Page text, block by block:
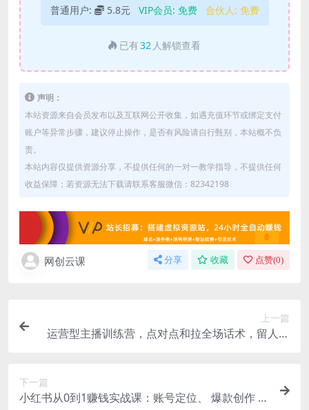
普通用户: 5.8元 VIP会员: 免费 合伙人: 免费
已有32 人解锁查看
声明：
本站资源来自会员发布以及互联网公开收集，如遇充值环节或绑定支付
账户等异常步骤，建议停止操作，是否有风险请自行甄别，本站概不负
责。
本站内容仅提供资源分享，不提供任何的一对一教学指导，不提供任何
收益保障；若资源无法下载请联系客服微信：82342198
网创云课 分享 收藏 点赞(0)
上一篇
运营型主播训练营，点对点和拉全场话术，留人话
下一篇
小红书从0到1赚钱实战课：账号定位、 爆款创作 、